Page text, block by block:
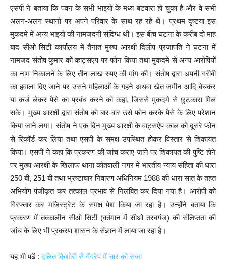
एसपी ने बताया कि पवन के सभी भाइयों के मध्य बंटवारा हो चुका है और वे सभी
अलग-अलग स्थानों पर अपने परिवार के साथ रह रहे थे। प्रथम दृष्टया इस
मुकदमे में अन्य भाइयों की नामजदगी संदिग्ध थी। इस बीच घटना के करीब दो माह
बाद सीओ सिटी कार्यालय में तैनात मुख्य आरक्षी दिलीप प्रजापति ने घटना में
नामजद संतोष कुमार को व्हाट्सएप पर फोन किया तथा मुकदमे से अन्य आरोपियों
का नाम निकालने के लिए तीन लाख रुपए की मांग की। संतोष द्वारा अपनी गरीबी
का हवाला दिए जाने पर उसने महिलाओं के गहने अथवा खेत जमीन आदि बेचकर
या कर्ज लेकर पैसे का प्रबंध करने को कहा, जिससे मुकदमे से छुटकारा मिल
सके। मुख्य आरक्षी द्वारा संतोष को बार-बार उसे फोन करके पैसे के लिए परेशान
किया जाने लगा। संतोष ने एक दिन मुख्य आरक्षी के वाट्सऐप काल को दूसरे फोन
से रिकॉर्ड कर लिया तथा एसपी के समक्ष उपस्थित होकर विस्तार से शिकायत
किया। एसपी ने कहा कि प्रकरण की जांच कराए जाने पर शिकायत की पुष्टि होने
पर मुख्य आरक्षी के खिलाफ थाना कोतवाली नगर में भारतीय न्याय संहिता की धारा
250 बी, 251 बी तथा भ्रष्टाचार निवारण अधिनियम 1988 की धारा सात के तहत
अभियोग पंजीकृत कर तत्काल प्रभाव से निलंबित कर दिया गया है। आरोपी को
गिरफ्तार कर मजिस्ट्रेट के समक्ष पेश किया जा रहा है। उन्होंने बताया कि
प्रकरण में तत्कालीन सीओ सिटी (वर्तमान में सीओ तरबगंज) की संलिप्तता की
जांच के लिए भी प्रकरण शासन के संज्ञान में लाया जा रहा है।
यह भी पढें :दलित किशोरी से गैंगरेप में चार को सजा